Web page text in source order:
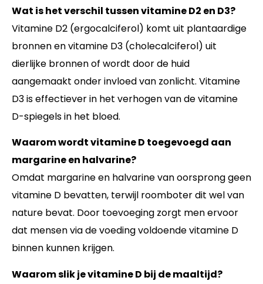
Wat is het verschil tussen vitamine D2 en D3?
Vitamine D2 (ergocalciferol) komt uit plantaardige
bronnen en vitamine D3 (cholecalciferol) uit
dierlijke bronnen of wordt door de huid
aangemaakt onder invloed van zonlicht. Vitamine
D3 is effectiever in het verhogen van de vitamine
D-spiegels in het bloed.
Waarom wordt vitamine D toegevoegd aan
margarine en halvarine?
Omdat margarine en halvarine van oorsprong geen
vitamine D bevatten, terwijl roomboter dit wel van
nature bevat. Door toevoeging zorgt men ervoor
dat mensen via de voeding voldoende vitamine D
binnen kunnen krijgen.
Waarom slik je vitamine D bij de maaltijd?